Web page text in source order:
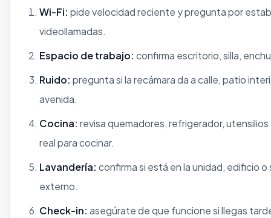
Wi-Fi: pide velocidad reciente y pregunta por
videollamadas.
Espacio de trabajo: confirma escritorio, silla,
Ruido: pregunta si la recámara da a calle, patio
avenida.
Cocina: revisa quemadores, refrigerador,
real para cocinar.
Lavandería: confirma si está en la unidad, edificio o
externo.
Check-in: asegúrate de que funcione si llegas